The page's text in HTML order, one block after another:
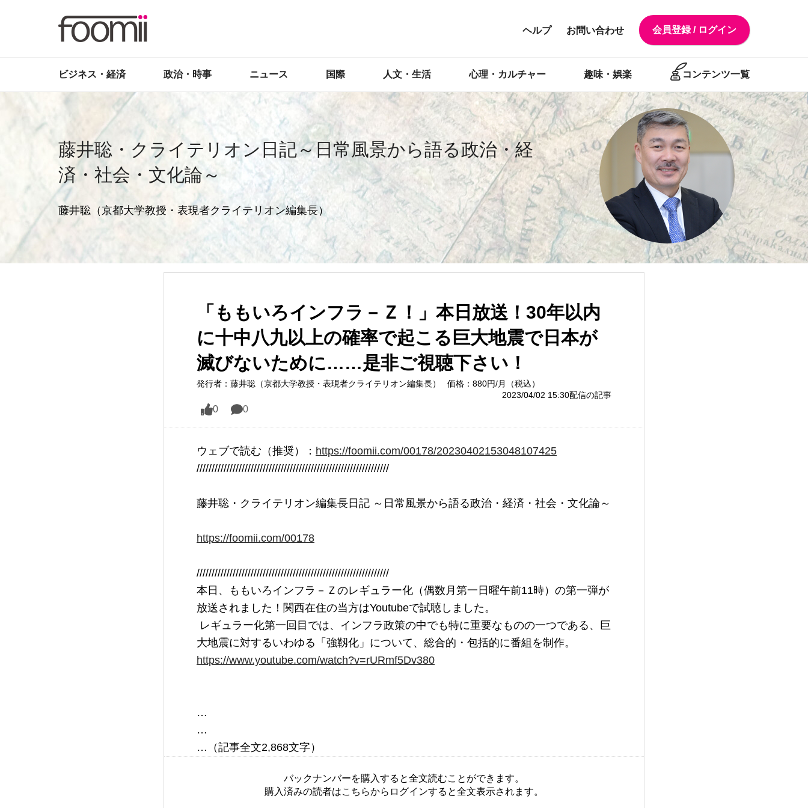
会員登録 / ログイン
お問い合わせ
ヘルプ
ビジネス・経済 政治・時事 ニュース 国際 人文・生活 心理・カルチャー 趣味・娯楽 コンテンツ一覧
藤井聡・クライテリオン日記～日常風景から語る政治・経
済・社会・文化論～
藤井聡（京都大学教授・表現者クライテリオン編集長）
「ももいろインフラ－Ｚ！」本日放送！30年以内
に十中八九以上の確率で起こる巨大地震で日本が
滅びないために……是非ご視聴下さい！
発行者：藤井聡（京都大学教授・表現者クライテリオン編集長）
価格：880円/月（税込）
2023/04/02 15:30配信の記事
0 0
ウェブで読む（推奨）： https://foomii.com/00178/20230402153048107425
////////////////////////////////////////////////////////////////
藤井聡・クライテリオン編集長日記 ～日常風景から語る政治・経済・社会・文化論～
https://foomii.com/00178
////////////////////////////////////////////////////////////////
本日、ももいろインフラ－Ｚのレギュラー化（偶数月第一日曜午前11時）の第一弾が
放送されました！関西在住の当方はYoutubeで試聴しました。
大地震に対するいわゆる「強靱化」について、総合的・包括的に番組を制作。
https://www.youtube.com/watch?v=rURmf5Dv380
…
…
バックナンバーを購入すると全文読むことができます。
購入済みの読者はこちらからログインすると全文表示されます。